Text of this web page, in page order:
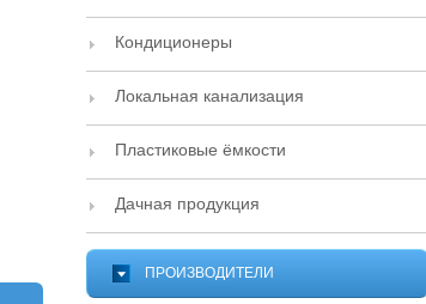
Кондиционеры
Локальная канализация
Пластиковые ёмкости
Дачная продукция
ПРОИЗВОДИТЕЛИ